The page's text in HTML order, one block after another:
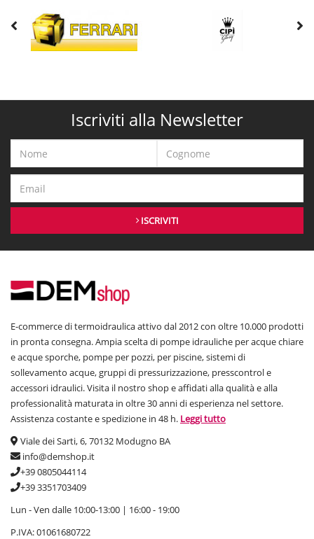
Iscriviti alla Newsletter
ISCRIVITI
E-commerce di termoidraulica attivo dal 2012 con oltre 10.000 prodotti
in pronta consegna. Ampia scelta di pompe idrauliche per acque chiare
e acque sporche, pompe per pozzi, per piscine, sistemi di
sollevamento acque, gruppi di pressurizzazione, presscontrol e
accessori idraulici. Visita il nostro shop e affidati alla qualità e alla
professionalità maturata in oltre 30 anni di esperienza nel settore.
Assistenza costante e spedizione in 48 h. Leggi tutto
Viale dei Sarti, 6, 70132 Modugno BA
info@demshop.it
+39 0805044114
+39 3351703409
Lun - Ven dalle 10:00-13:00 | 16:00 - 19:00
P.IVA: 01061680722